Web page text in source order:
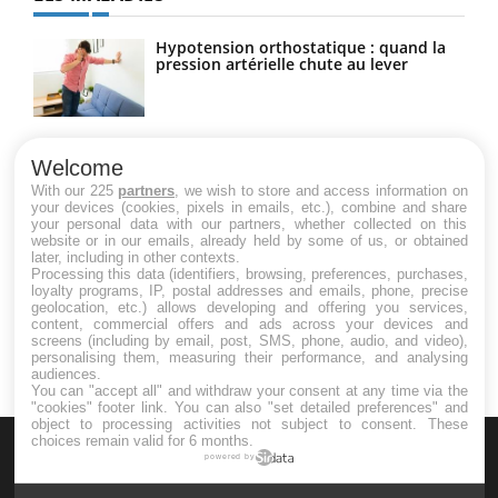
Hypotension orthostatique : quand la
pression artérielle chute au lever
Maladie de Charcot (Sclérose latérale
amyotrophique)
Welcome
With our 225 partners , we wish to store and access information on
your devices (cookies, pixels in emails, etc.), combine and share
your personal data with our partners, whether collected on this
website or in our emails, already held by some of us, or obtained
later, including in other contexts.
Processing this data (identifiers, browsing, preferences, purchases,
loyalty programs, IP, postal addresses and emails, phone, precise
geolocation, etc.) allows developing and offering you services,
content, commercial offers and ads across your devices and
screens (including by email, post, SMS, phone, audio, and video),
personalising them, measuring their performance, and analysing
audiences.
You can "accept all" and withdraw your consent at any time via the
"cookies" footer link . You can also "set detailed preferences" and
object to processing activities not subject to consent. These
choices remain valid for 6 months.
powered by